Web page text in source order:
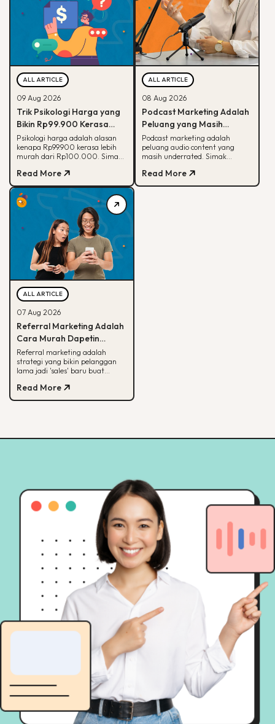
ALL ARTICLE
09 Aug 2026
Trik Psikologi Harga yang
Bikin Rp99.900 Kerasa
Lebih Murah dari
Rp100.000
Psikologi harga adalah alasan
kenapa Rp99.900 kerasa lebih
murah dari Rp100.000. Simak
sampai kapan sebaiknya
dihindari.
Read More
ALL ARTICLE
08 Aug 2026
Podcast Marketing Adalah
Peluang yang Masih
Dianggurin Banyak Brand,
Sayang Banget
Podcast marketing adalah
peluang audio content yang
masih underrated. Simak
sosial dan cara brand mulai
memanfaatkannya.
Read More
ALL ARTICLE
07 Aug 2026
Referral Marketing Adalah
Cara Murah Dapetin
Pelanggan Baru, Ini
Alasannya
Referral marketing adalah
strategi yang bikin pelanggan
lama jadi 'sales' baru buat
efektifnya, jenis program,
sampai contoh suksesnya.
Read More